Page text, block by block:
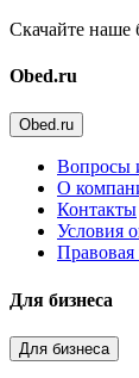
Скачайте наше
Obed.ru
Obed.ru
Вопросы
О
Контакты
Условия
Для бизнеса
Для бизнеса